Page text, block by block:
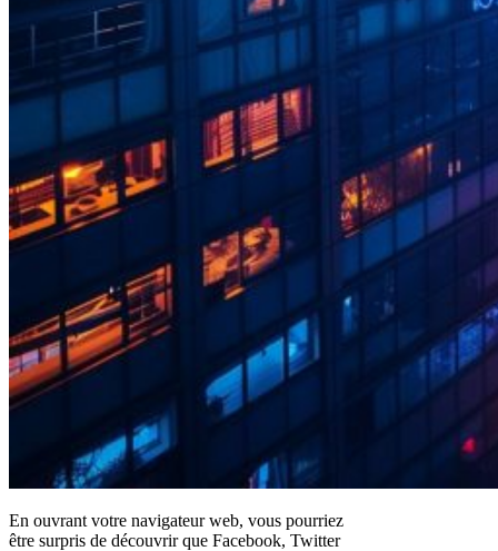
En ouvrant votre navigateur web, vous pourriez
être surpris de découvrir que Facebook, Twitter